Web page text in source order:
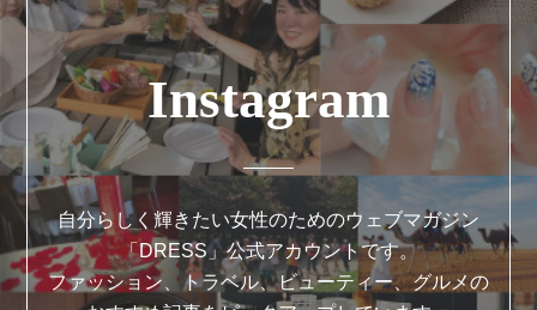
Instagram
自分らしく輝きたい女性のためのウェブマガジン
「DRESS」公式アカウントです。
ファッション、トラベル、ビューティー、グルメの